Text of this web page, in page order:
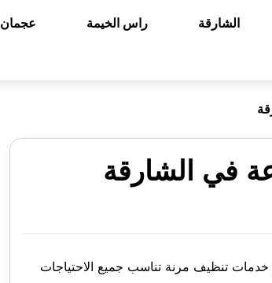
الشارقة راس الخيمة عجمان
في الشارقة
خدمات تنظيف مرنة تناسب جميع الاحتياجات